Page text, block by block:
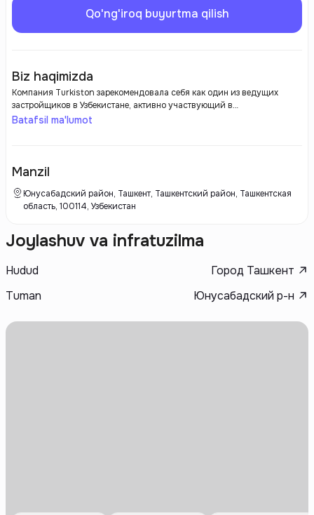
Qo'ng'iroq buyurtma qilish
Biz haqimizda
Компания Turkiston зарекомендовала себя как один из ведущих
застройщиков в Узбекистане, активно участвующий в
преобразовании городской инфраструктуры и строительстве
Turkiston ориентируется на современные архитектурные тенденции и
уникальные проекты, отвечающие требованиям времени.
Batafsil ma'lumot
Manzil
Юнусабадский район, Ташкент, Ташкентский район, Ташкентская
область, 100114, Узбекистан
Joylashuv va infratuzilma
Hudud
Город Ташкент
Tuman
Юнусабадский р-н